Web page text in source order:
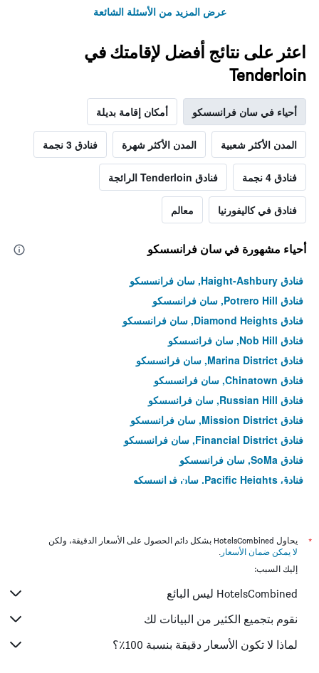
عرض المزيد من الأسئلة الشائعة
اعثر على نتائج أفضل لإقامتك في
Tenderloin
أحياء في سان فرانسسكو أمكان إقامة بديلة
المدن الأكثر شعبية المدن الأكثر شهرة فنادق 3 نجمة
فنادق 4 نجمة فنادق Tenderloin الرائجة
فنادق في كاليفورنيا معالم
أحياء مشهورة في سان فرانسسكو
فنادق Haight-Ashbury, سان فرانسسكو
فنادق Potrero Hill, سان فرانسسكو
فنادق Diamond Heights, سان فرانسسكو
فنادق Nob Hill, سان فرانسسكو
فنادق Marina District, سان فرانسسكو
فنادق Chinatown, سان فرانسسكو
فنادق Russian Hill, سان فرانسسكو
فنادق Mission District, سان فرانسسكو
فنادق Financial District, سان فرانسسكو
فنادق SoMa, سان فرانسسكو
فنادق Pacific Heights, سان فرانسسكو
*
يحاول HotelsCombined بشكل دائم الحصول على الأسعار الدقيقة، ولكن
لا يمكن ضمان الأسعار .
إليك السبب:
HotelsCombined ليس البائع
نقوم بتجميع الكثير من البيانات لك
لماذا لا تكون الأسعار دقيقة بنسبة 100٪؟